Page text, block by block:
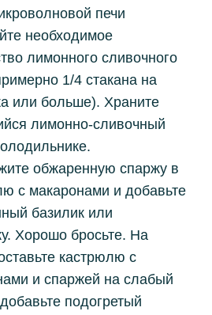
печи
необходимое
лимонного сливочного
1/4 стакана на
или больше). Храните
лимонно-сливочный
обжаренную спаржу в
с макаронами и добавьте
базилик или
Хорошо бросьте. На
кастрюлю с
и спаржей на слабый
подогретый